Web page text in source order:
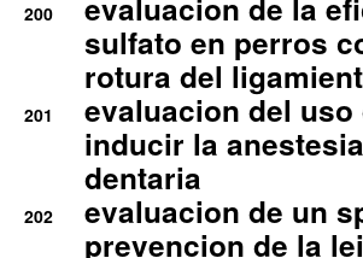
200
evaluacion de la
sulfato en perros
rotura del
201
evaluacion del
inducir la
dentaria
202
evaluacion de un
prevencion de la